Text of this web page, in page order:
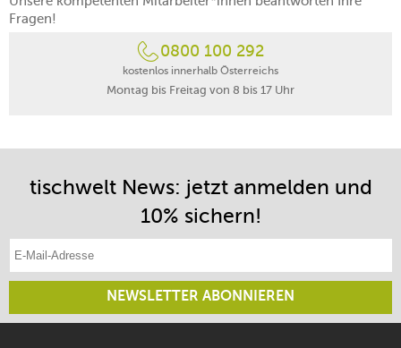
von Hand reinigen
Fragen!
0800 100 292
kostenlos innerhalb Österreichs
Montag bis Freitag von 8 bis 17 Uhr
tischwelt News: jetzt anmelden und
10% sichern!
NEWSLETTER ABONNIEREN